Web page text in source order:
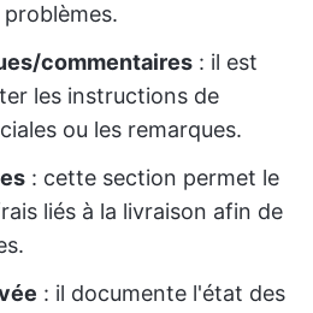
commentaires : il est
les instructions de
ou les remarques.
: cette section permet le
liés à la livraison afin de
: il documente l'état des